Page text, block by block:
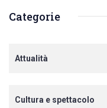
Categorie
Attualità
Cultura e spettacolo